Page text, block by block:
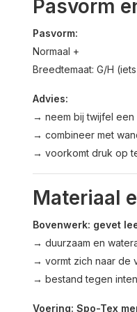
Pasvorm
Pasvorm:
Normaal +
Breedtemaat: G/H
Advies:
→ neem bij twijfel een
→ combineer met
→ voorkomt druk op
Materiaal
Bovenwerk: gevet
→ duurzaam en
→ vormt zich naar de
→ bestand tegen
Voering: Spo-Tex